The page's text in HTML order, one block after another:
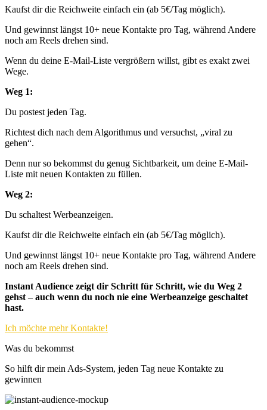
Kaufst dir die Reichweite einfach ein (ab 5€/Tag möglich).
Und gewinnst längst 10+ neue Kontakte pro Tag, während Andere
noch am Reels drehen sind.
Wenn du deine E-Mail-Liste vergrößern willst, gibt es exakt zwei
Wege.
Weg 1:
Du postest jeden Tag.
Richtest dich nach dem Algorithmus und versuchst, „viral zu
gehen“.
Denn nur so bekommst du genug Sichtbarkeit, um deine E-Mail-
Liste mit neuen Kontakten zu füllen.
Weg 2:
Du schaltest Werbeanzeigen.
Kaufst dir die Reichweite einfach ein (ab 5€/Tag möglich).
Und gewinnst längst 10+ neue Kontakte pro Tag, während Andere
noch am Reels drehen sind.
Instant Audience zeigt dir Schritt für Schritt, wie du Weg 2
gehst – auch wenn du noch nie eine Werbeanzeige geschaltet
hast.
Ich möchte mehr Kontakte!
Was du bekommst
So hilft dir mein Ads-System, jeden Tag neue Kontakte zu
gewinnen